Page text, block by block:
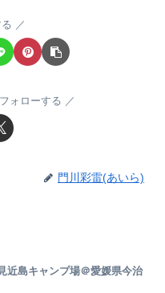
ォローする
門川彩雷(あいら)
近島キャンプ場＠愛媛県今治